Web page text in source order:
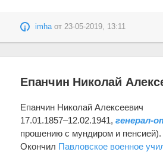
imhaот23-05-2019, 13:11
Епанчин Николай
Епанчин Николай Алексеевич
17.01.1857–12.02.1941,генерал-
прошению с мундиром и пенсией).
Окончил Павловское военное